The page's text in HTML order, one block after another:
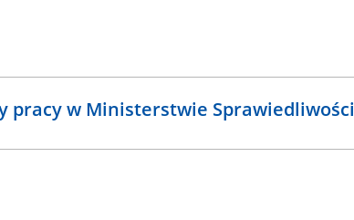
pracy w Ministerstwie Sprawiedliwości